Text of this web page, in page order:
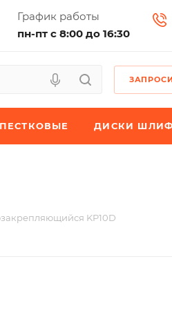
График работы
пн-пт с 8:00 до 16:30
ДИСКИ
KP10D